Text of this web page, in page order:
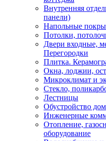
Внутренняя
панели)
Напольные
Потолки,
Двери входные,
Перегородки
Плитка.
Окна, лоджии,
Микроклимат и
Стекло,
Лестницы
Обустройство
Инженерные
Отопление,
оборудование